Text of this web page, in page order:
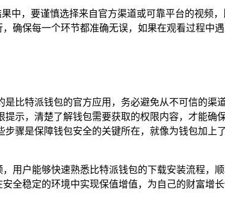
中，要谨慎选择来自官方渠道或可靠平台的视频
保每一个环节都准确无误，如果在观看过程中遇
比特派钱包的官方应用，务必避免从不可信的渠
示，清楚了解钱包需要获取的权限内容，才能确
骤是保障钱包安全的关键所在，就像为钱包加上
用户能够快速熟悉比特派钱包的下载安装流程，顺
全稳定的环境中实现保值增值，为自己的财富增长